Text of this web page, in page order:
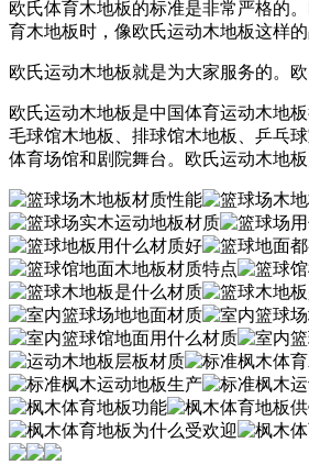
欧氏体育木地板的标准是非常严格的
育木地板时，像欧氏运动木地板这样
欧氏运动木地板就是为大家服务的。
欧氏运动木地板是中国体育运动木地
毛球馆木地板、排球馆木地板、乒乓
体育场馆和剧院舞台。欧氏运动木地